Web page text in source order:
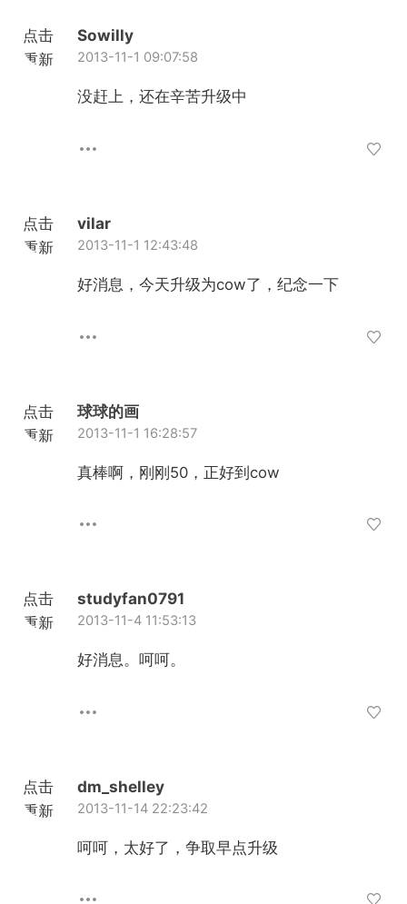
点击
重新
Sowilly
2013-11-1 09:07:58
没赶上，还在辛苦升级中
点击
重新
vilar
2013-11-1 12:43:48
好消息，今天升级为cow了，纪念一下
点击
重新
球球的画
2013-11-1 16:28:57
真棒啊，刚刚50，正好到cow
点击
重新
studyfan0791
2013-11-4 11:53:13
好消息。呵呵。
点击
重新
dm_shelley
2013-11-14 22:23:42
呵呵，太好了，争取早点升级